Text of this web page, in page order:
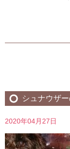
シュナウザ
2020年04月27日